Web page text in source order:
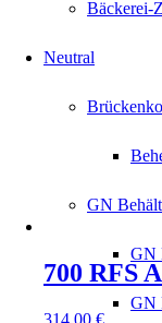
Bäckerei-
Neutral
GN
GN
GN
700 RFS
314,00 €